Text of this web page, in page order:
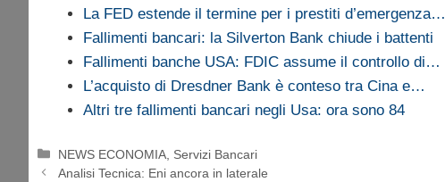
La FED estende il termine per i prestiti d’emergenza…
Fallimenti bancari: la Silverton Bank chiude i battenti
Fallimenti banche USA: FDIC assume il controllo di…
L’acquisto di Dresdner Bank è conteso tra Cina e…
Altri tre fallimenti bancari negli Usa: ora sono 84
Categorie
NEWS ECONOMIA Servizi Bancari
Analisi Tecnica: Eni ancora in laterale